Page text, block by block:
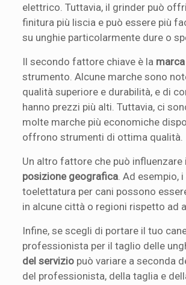
elettrico. Tuttavia, il grinder può
finitura più liscia e può essere più
su unghie particolarmente dure o
Il secondo fattore chiave è la marca
strumento. Alcune marche sono
qualità superiore e durabilità, e di
hanno prezzi più alti. Tuttavia, ci
molte marche più economiche
offrono strumenti di ottima qualità.
Un altro fattore che può influenzare
posizione geografica . Ad esempio,
toelettatura per cani possono
in alcune città o regioni rispetto ad
Infine, se scegli di portare il tuo
professionista per il taglio delle
del servizio può variare a seconda
del professionista, della taglia e